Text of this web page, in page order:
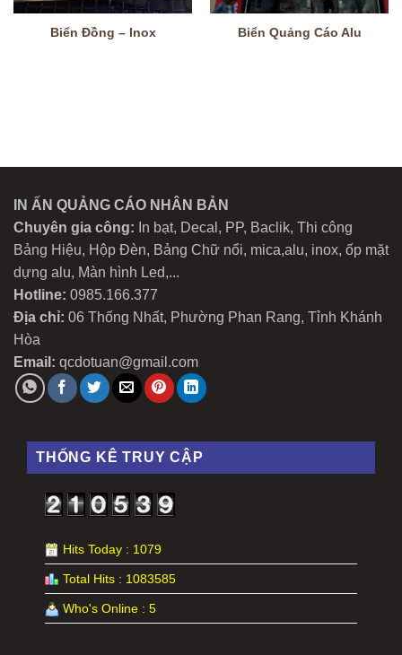
Biển Đồng – Inox Biển Quảng Cáo Alu
IN ẤN QUẢNG CÁO NHÂN BẢN
Chuyên gia công: In bạt, Decal, PP, Baclik, Thi công
Bảng Hiệu, Hộp Đèn, Bảng Chữ nổi, mica,alu, inox, ốp mặt
dựng alu, Màn hình Led,...
Hotline: 0985.166.377
Địa chỉ: 06 Thống Nhất, Phường Phan Rang, Tỉnh Khánh
Hòa
Email: qcdotuan@gmail.com
THỐNG KÊ TRUY CẬP
Hits Today : 1079
Total Hits : 1083585
Who's Online : 5